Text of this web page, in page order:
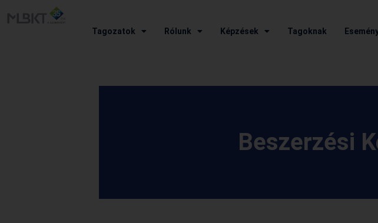
Tagozatok Rólunk Képzések Tagoknak
Beszerzési